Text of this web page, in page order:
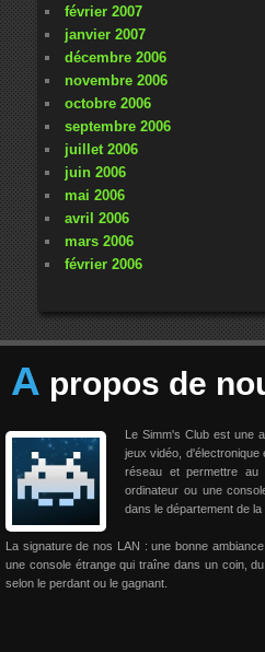
février 2007
janvier 2007
décembre 2006
novembre 2006
octobre 2006
septembre 2006
juillet 2006
juin 2006
mai 2006
avril 2006
mars 2006
février 2006
A propos de
Le Simm's Club est une
jeux vidéo,
réseau et permettre
ordinateur ou une
dans le département de la
La signature de nos LAN : une bonne
une console étrange qui traîne dans un coin,
selon le perdant ou le gagnant.